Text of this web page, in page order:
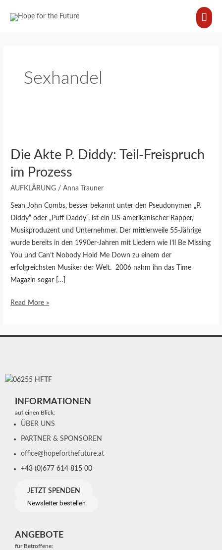
Inhalt
Sexhandel
Die Akte P. Diddy: Teil-Freispruch
im Prozess
AUFKLÄRUNG /Anna Trauner
Sean John Combs, besser bekannt unter den Pseudonymen „P.
Diddy“ oder „Puff Daddy“, ist ein US-amerikanischer Rapper,
Musikproduzent und Unternehmer. Der mittlerweile 55-Jährige
wurde bereits in den 1990er-Jahren mit Liedern wie I’ll Be Missing
You und Can’t Nobody Hold Me Down zu einem der
erfolgreichsten Musiker der Welt. 2006 nahm ihn das Time
Magazin sogar […]
Diddy:
Teil-
Freispruch
im
Prozess
Read More »
INFORMATIONEN
auf einen Blick:
ÜBER UNS
PARTNER & SPONSOREN
office@hopeforthefuture.at
+43 (0)677 614 815 00
JETZT SPENDEN
Newsletter bestellen
ANGEBOTE
für Betroffene: